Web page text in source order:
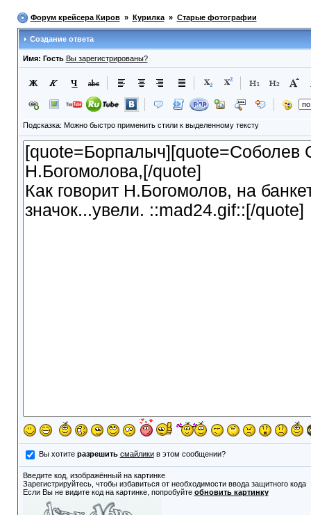
Форум крейсера Киров» Курилка» Старые фотографии
Создание ответа
Имя: Гость Вы зарегистрированы?
Подсказка: Можно быстро применить стили к выделенному тексту
Вы хотите разрешить смайликив этом сообщении?
Введите код, изображённый на картинке
Зарегистрируйтесь, чтобы избавиться от необходимости ввода защитного кода
Если Вы не видите код на картинке, попробуйте обновить картинку